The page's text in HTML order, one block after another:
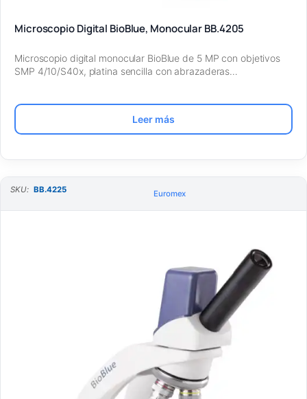
Microscopio Digital BioBlue, Monocular BB.4205
Microscopio digital monocular BioBlue de 5 MP con objetivos
SMP 4/10/S40x, platina sencilla con abrazaderas…
Leer más
SKU: BB.4225 Euromex